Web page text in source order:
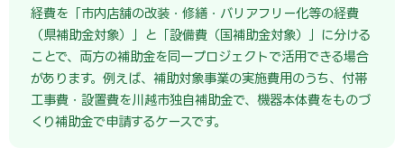
経費を「市内店舗の改装・修繕・バリアフリー化等の経費
（県補助金対象）」と「設備費（国補助金対象）」に分ける
ことで、両方の補助金を同一プロジェクトで活用できる場合
があります。例えば、補助対象事業の実施費用のうち、付帯
工事費・設置費を川越市独自補助金で、機器本体費をものづ
くり補助金で申請するケースです。